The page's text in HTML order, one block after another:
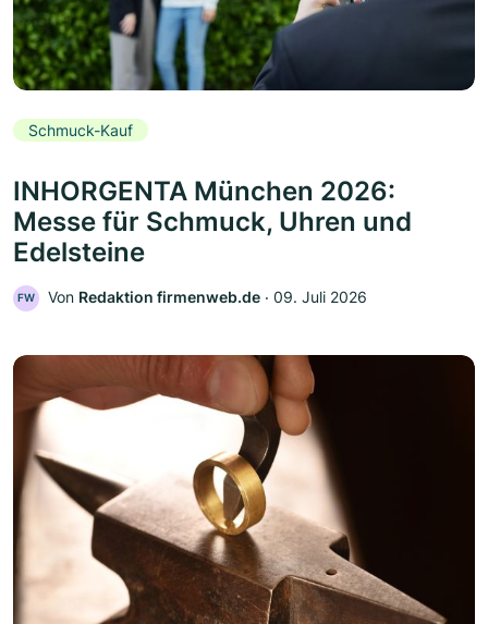
Schmuck-Kauf
INHORGENTA München 2026:
Messe für Schmuck, Uhren und
Edelsteine
FW Von Redaktion firmenweb.de ‧ 09. Juli 2026